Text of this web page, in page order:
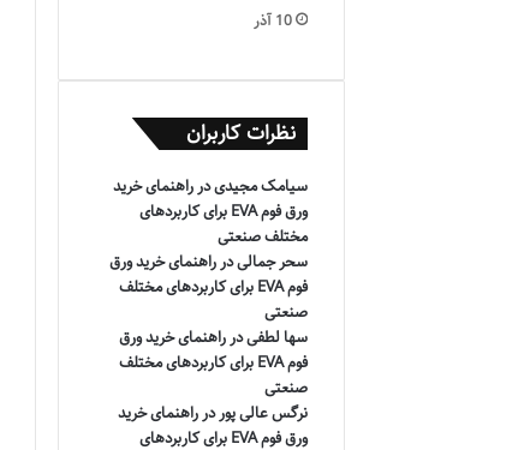
10 آذر
نظرات کاربران
سیامک مجیدیدرراهنمای خرید
ورق فوم EVA برای کاربردهای
مختلف صنعتی
سحر جمالیدرراهنمای خرید ورق
فوم EVA برای کاربردهای مختلف
صنعتی
سها لطفیدرراهنمای خرید ورق
فوم EVA برای کاربردهای مختلف
صنعتی
نرگس عالی پوردرراهنمای خرید
ورق فوم EVA برای کاربردهای